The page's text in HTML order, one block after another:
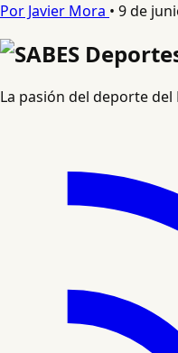
Por Javier Mora • 9 de
La pasión del deporte del